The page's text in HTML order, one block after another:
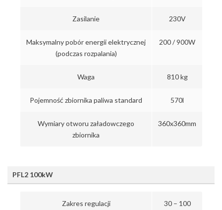
Zasilanie 230V
Maksymalny pobór energii elektrycznej
(podczas rozpalania)
200 / 900W
Waga 810 kg
Pojemność zbiornika paliwa standard 570l
Wymiary otworu załadowczego
zbiornika
360x360mm
PFL2 100kW
Zakres regulacji
30 – 100